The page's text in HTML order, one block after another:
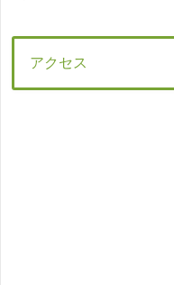
アクセス